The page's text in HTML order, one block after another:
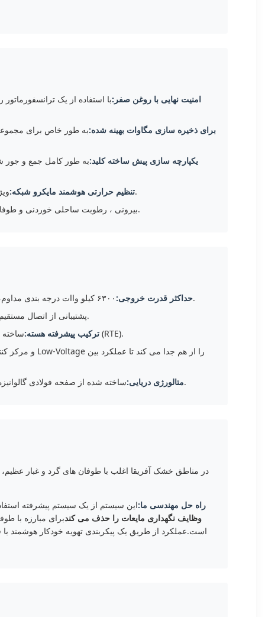
امنیت نهایی با روغن صفر:با استفاده از یک
برای ذخیره سازی مگاوات بهینه شده:به طور خاص برای
یکپارچه سازی پیش ساخته کلید:
تنظیم حرارتی هوشمند مایکرو شبکه:ویژگی های یک کنترلگر دمای دیجیتال یکپارچه با تکنولوژی خنک کننده خودکار حجم بالا برای به حداکثر رساندن کارایی تبدیل در طول چرخه اوج.
با درجه بندی IP54 / IP55 ، این ساختار محافظت شدید در برابر اشعه های UV بیرونی ، رطوبت ساحلی خوردنی و طوفان های شدید شن را فراهم می کند.
حداکثر قدرت خروجی:۶۳۰۰ کیلو واات درجه بندی مداوم، طراحی شده برای مدیریت چرخه های شارژ و تخلیه با فرکانس بالا که برای نیروگاه های ذخیره سازی انرژی تجاری در مقیاس بزرگ است.
ولتاژ بالا: 35kV (یا 33kV سازگاری) ؛ ولتاژ پایین: 0.69kV، 0.8kV و 1.1kV، پشتیبانی از اتصال مستقیم به اینورترهای ذخیره سازی مرکزی سطح 1 جهانی.
ترکیب پیشرفته هسته: ساخته شده با بالاتری، کم ضرر، نفوذ بالا دانه گرا ورق فولاد سیلیکون به شدت فشرده کردن بدون بار از دست دادن و بهینه سازی کارایی سفر دور (RTE).
متالورژی دریایی:ساخته شده از صفحه فولادی گالوانیزه با قدرت بالا با پوسته پوسته ایپوکسی چند لایه ای، عبور از معیارهای سخت 1000 ساعت دوام اسپری نمک برای یک چرخه زندگی 30 ساله.
راه حل مهندسی ما:این سیستم از یک سیستم پیشرفته
وظایف نگهداری مایعات را حذف می کندبرای مبارزه با
است.عملکرد از طریق یک پیکربندی تهویه خودکار هوشمند